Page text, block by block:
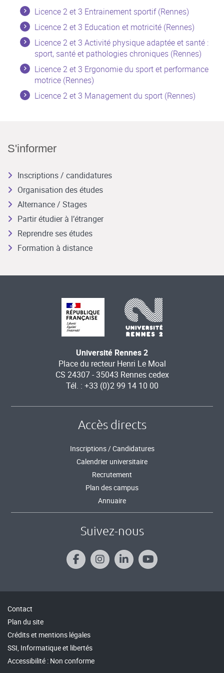
Licence 2 et 3 Entrainement sportif (Rennes)
Licence 2 et 3 Education et motricité (Rennes)
Licence 2 et 3 Activité physique adaptée et santé :
sport, santé et pathologies chroniques (Rennes)
Licence 2 et 3 Ergonomie du sport et performance
motrice (Rennes)
Licence 2 et 3 Management du sport (Rennes)
S'informer
Inscriptions / candidatures
Organisation des études
Alternance / Stages
Partir étudier à l’étranger
Reprendre ses études
Formation à distance
Université Rennes 2
Place du recteur Henri Le Moal
CS 24307 - 35043 Rennes cedex
Tél. : +33 (0)2 99 14 10 00
Accès directs
Inscriptions / Candidatures
Calendrier universitaire
Recrutement
Plan des campus
Annuaire
Suivez-nous
Contact
Plan du site
Crédits et mentions légales
SSI, Informatique et libertés
Accessibilité : Non conforme